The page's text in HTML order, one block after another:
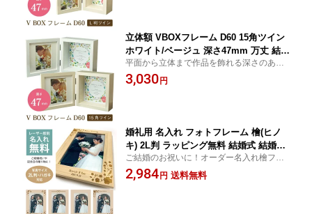
立体額 VBOXフレーム D60 15角ツイン
ホワイト/ベージュ 深さ47mm 万丈 結婚
式 ウェルカムボード フォトフレーム 写
真立て L判 額縁 ボックス おしゃれ
平面から立体まで作品を飾れる深さのある
フォトフレーム
3,030 円
婚礼用 名入れ フォトフレーム 檜(ヒノ
キ) 2L判 ラッピング無料 結婚式 結婚祝
い ウェディング アニバーサリー 記念品
ギフト プレゼント 木製 写真立て 額縁
ご結婚のお祝いに！オーダー名入れ檜フレ
ーム
2,984 円 送料無料